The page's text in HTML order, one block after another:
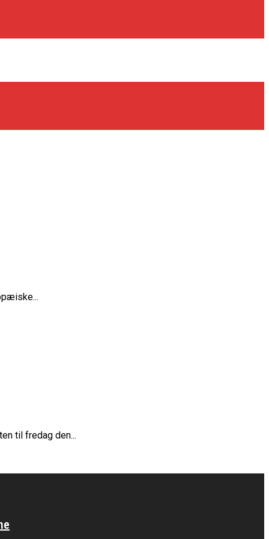
til fredag den...